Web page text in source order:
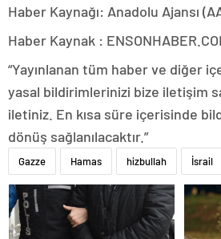
Haber Kaynağı: Anadolu Ajansı
Haber Kaynak :
“Yayınlanan tüm haber ve diğer
yasal bildirimlerinizi bize iletişim
iletiniz. En kısa süre içerisinde
dönüş sağlanılacaktır.”
Gazze Hamas hizbullah İsrail